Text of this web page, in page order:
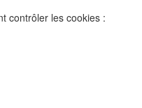
contrôler les cookies :